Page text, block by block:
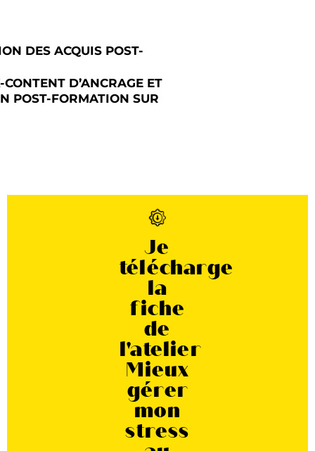
DES ACQUIS POST-
D’ANCRAGE ET
POST-FORMATION SUR
Je
télécharge
la
fiche
de
l'atelier
Mieux
gérer
mon
stress